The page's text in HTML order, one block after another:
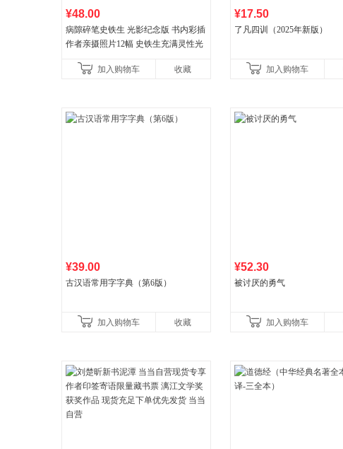
¥48.00
病隙碎笔史铁生 光影纪念版 书内彩插
作者亲摄照片12幅 史铁生充满灵性光
加入购物车
收藏
¥17.50
了凡四训（2025年新版）
加入购物车
¥39.00
古汉语常用字字典（第6版）
加入购物车 收藏
¥52.30
被讨厌的勇气
加入购物车